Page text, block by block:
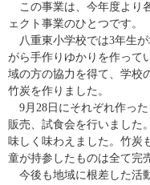
この事業は、今年度より
ェクト事業のひとつです。
八重東小学校では3年生
がら手作りゆかりを作って
域の方の協力を得て、学校
竹炭を作りました。
9月28日にそれぞれ作っ
販売、試食会を行いました
味しく味わえました。竹炭
童が持参したものは全て完
今後も地域に根差した活